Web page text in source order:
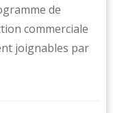
de
commerciale
joignables par